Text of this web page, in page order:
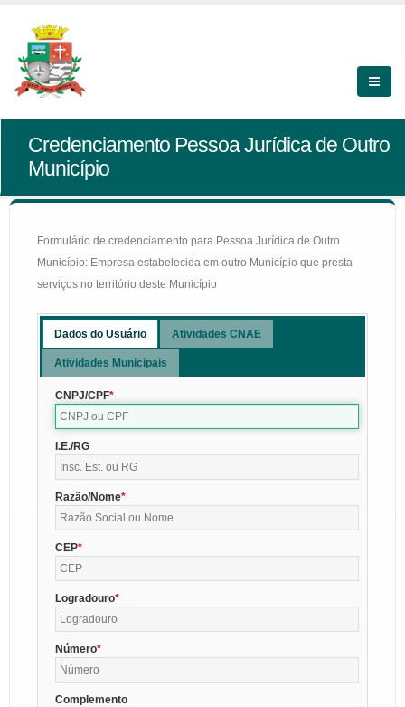
Credenciamento Pessoa Jurídica de Outro
Município
Formulário de credenciamento para Pessoa Jurídica de Outro
Município: Empresa estabelecida em outro Município que presta
serviços no território deste Município
Dados do Usuário Atividades CNAE
Atividades Municipais
CNPJ/CPF
I.E./RG
Razão/Nome
CEP
Logradouro
Número
Complemento